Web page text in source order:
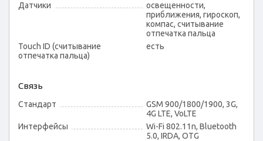
Датчики
освещенности,
приближения, гироскоп,
компас, считывание
отпечатка пальца
Touch ID (считывание
отпечатка пальца)
есть
Связь
Стандарт
GSM 900/1800/1900, 3G,
4G LTE, VoLTE
Интерфейсы
Wi-Fi 802.11n, Bluetooth
5.0, IRDA, OTG